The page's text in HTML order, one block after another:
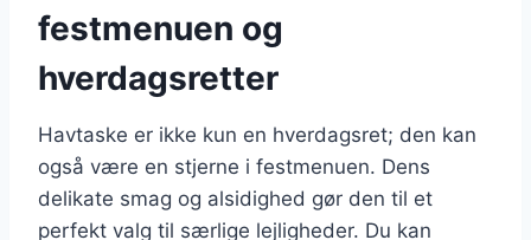
festmenuen og
hverdagsretter
Havtaske er ikke kun en hverdagsret; den kan
også være en stjerne i festmenuen. Dens
delikate smag og alsidighed gør den til et
perfekt valg til særlige lejligheder. Du kan